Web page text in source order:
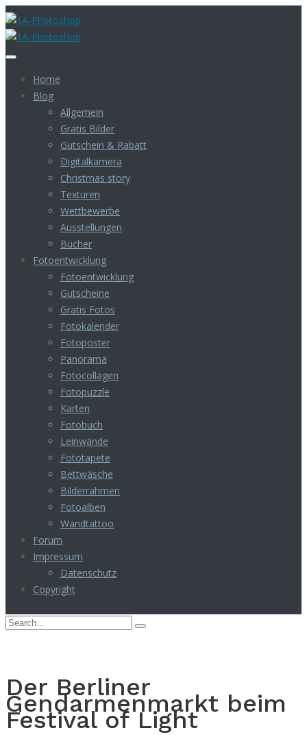
Home
Blog
Allgemein
Gratis Bilder
Gutschein & Rabatt
Digitalkamera
Christmas story
Texturen
Wettbewerbe
Ausstellungen
Bücher
Fotoentwicklung
Fotoentwicklung
Gutscheine
Gratis Fotos
Fotokalender
Fotoposter
Panorama
Fotocollagen
Fotopuzzle
Karten
Fotobuch
Leinwände
Fototapete
Bettwäsche
Bilderrahmen
Fotoalben
Wandtattoo
Forum
Impressum
Datenschutz
Copyright
Der Berliner
Gendarmenmarkt beim
Festival of Light